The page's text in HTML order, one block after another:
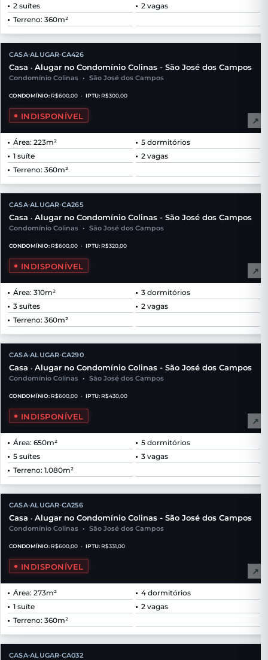
2 suítes
2 vagas
Terreno: 360m²
CASA•ALUGAR•CA426
Casa • Alugar no Condomínio Colinas - São José dos Campos
Condomínio Colinas • São José dos Campos
CONDOMÍNIO: R$600,00 • IPTU: R$300,00
INDISPONÍVEL ↗
Área: 223m²
5 dormitórios
1 suíte
2 vagas
Terreno: 360m²
CASA•ALUGAR•CA265
Casa • Alugar no Condomínio Colinas - São José dos Campos
Condomínio Colinas • São José dos Campos
CONDOMÍNIO: R$600,00 • IPTU: R$320,00
INDISPONÍVEL ↗
Área: 310m²
3 dormitórios
3 suítes
2 vagas
Terreno: 360m²
CASA•ALUGAR•CA290
Casa • Alugar no Condomínio Colinas - São José dos Campos
Condomínio Colinas • São José dos Campos
CONDOMÍNIO: R$600,00 • IPTU: R$430,00
INDISPONÍVEL ↗
Área: 650m²
5 dormitórios
5 suítes
3 vagas
Terreno: 1.080m²
CASA•ALUGAR•CA256
Casa • Alugar no Condomínio Colinas - São José dos Campos
Condomínio Colinas • São José dos Campos
CONDOMÍNIO: R$600,00 • IPTU: R$331,00
INDISPONÍVEL ↗
Área: 273m²
4 dormitórios
1 suíte
2 vagas
Terreno: 360m²
CASA•ALUGAR•CA032